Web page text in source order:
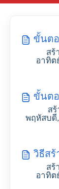
ขั้นตอ
สร้
อาทิต
ขั้นตอ
สร้
พฤหัสบดี,
วิธีสร้
สร้
อาทิต